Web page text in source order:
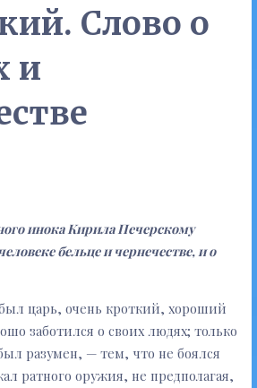
Слово о
и
инока Кирила Печерскому
бельце и чернечестве, и о
царь, очень кроткий, хороший
заботился о своих людях; только
разумен, — тем, что не боялся
ратного оружия, не предполагая,